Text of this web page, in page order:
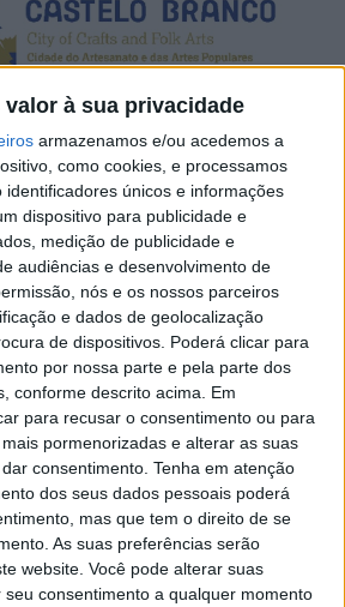
valor à sua privacidade
armazenamos e/ou acedemos a
como cookies, e processamos
identificadores únicos e informações
dispositivo para publicidade e
medição de publicidade e
audiências e desenvolvimento de
nós e os nossos parceiros
e dados de geolocalização
de dispositivos. Poderá clicar para
por nossa parte e pela parte dos
conforme descrito acima. Em
para recusar o consentimento ou para
pormenorizadas e alterar as suas
consentimento. Tenha em atenção
dos seus dados pessoais poderá
mas que tem o direito de se
As suas preferências serão
website. Você pode alterar suas
consentimento a qualquer momento
à Rede de Cidades Criativas da
de Artesanato e Artes Populares,
Branco, a Câmara de Castelo
Encontro Internacional de Cidades
Sustentável.
entre 4ªfeira e sábado, 12 e 15 de
Contemporânea. Durante
se debater o futuro e as suas
leque de convidados
das mais diversas áreas